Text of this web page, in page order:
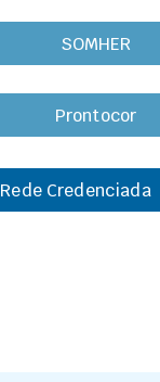
SOMHER
Prontocor
Rede Credenciada